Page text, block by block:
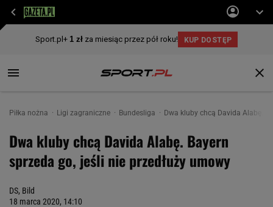
Piłka nożna Ligi zagraniczne Bundesliga Dwa kluby chcą Davida Alabę.
Dwa kluby chcą Davida Alabę. Bayern
sprzeda go, jeśli nie przedłuży umowy
DS, Bild
18 marca 2020, 14:10